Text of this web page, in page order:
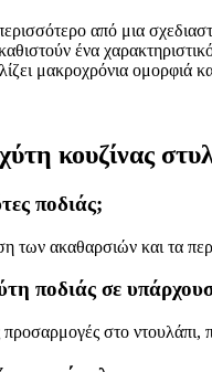
από μια
ένα
μακροχρόνια ομορφιά
κουζίνας
ποδιάς;
ακαθαρσιών και τα
ποδιάς σε
στο